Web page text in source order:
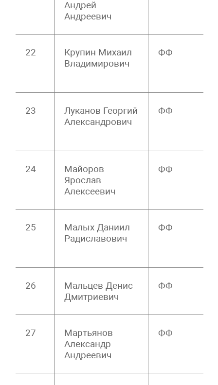
Андрей
Андреевич
22
Крупин Михаил
Владимирович
ФФ
23
Луканов Георгий
Александрович
ФФ
24
Майоров
Ярослав
Алексеевич
ФФ
25
Малых Даниил
Радиславович
ФФ
26
Мальцев Денис
Дмитриевич
ФФ
27
Мартьянов
Александр
Андреевич
ФФ